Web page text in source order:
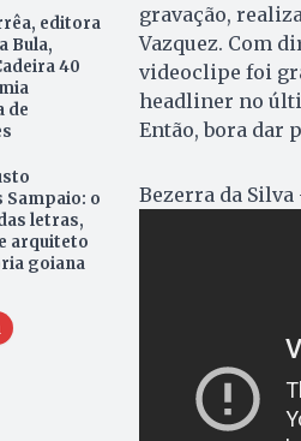
editora
Bula,
40
de
Sampaio: o
letras,
arquiteto
goiana
gravação,
Vazquez. Com
videoclipe foi
headliner no
Então, bora dar
Bezerra da